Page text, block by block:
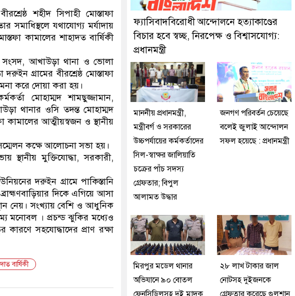
গ্রেফতার করেছে মিরপুর মডেল থানা পুলিশ
শহীদ সিপাহী মোস্তাফা
যথাযোগ্য মর্যাদায়
কামালের শাহাদত বার্ষিকী
সংসদ, আখাউড়া থানা ও ভোলা
গ্রামের বীরশ্রেষ্ঠ মোস্তাফা
করে দোয়া করা হয়।
মোহাম্মদ শামছুজ্জামান,
থানার ওসি তদন্ত মোহাম্মদ
কামালের আত্মীয়স্বজন ও স্থানীয়
কক্ষে আলোচনা সভা হয়।
স্থানীয় মুক্তিযোদ্ধা, সরকারী,
দরুইন গ্রামে পাকিস্তানি
দিকে এগিয়ে আসা
নেয়। সংখ্যায় বেশি ও আধুনিক
মনোবল । প্রচন্ড ঝুকির মধ্যেও
কারণে সহযোদ্ধাদের প্রাণ রক্ষা
বার্ষিকী
ফ্যাসিবাদবিরোধী আন্দোলনে হত্যাকাণ্ডের
বিচার হবে স্বচ্ছ, নিরপেক্ষ ও বিশ্বাসযোগ্য:
প্রধানমন্ত্রী
মাননীয় প্রধানমন্ত্রী,
মন্ত্রীবর্গ ও সরকারের
উচ্চপর্যায়ের কর্মকর্তাদের
সিল-স্বাক্ষর জালিয়াতি
চক্রের পাঁচ সদস্য
গ্রেফতার; বিপুল
আলামত উদ্ধার
জনগণ পরিবর্তন চেয়েছে
বলেই জুলাই আন্দোলন
সফল হয়েছে : প্রধানমন্ত্রী
মিরপুর মডেল থানার
অভিযানে ৯০ বোতল
২৮ লাখ টাকার জাল
নোটসহ দুইজনকে